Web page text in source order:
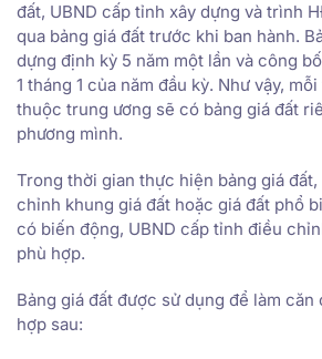
đất, UBND cấp tỉnh xây dựng và trình
qua bảng giá đất trước khi ban hành.
dựng định kỳ 5 năm một lần và công
1 tháng 1 của năm đầu kỳ. Như vậy,
thuộc trung ương sẽ có bảng giá đất
phương mình.
Trong thời gian thực hiện bảng giá
chỉnh khung giá đất hoặc giá đất phổ
có biến động, UBND cấp tỉnh điều
phù hợp.
Bảng giá đất được sử dụng để làm
hợp sau: